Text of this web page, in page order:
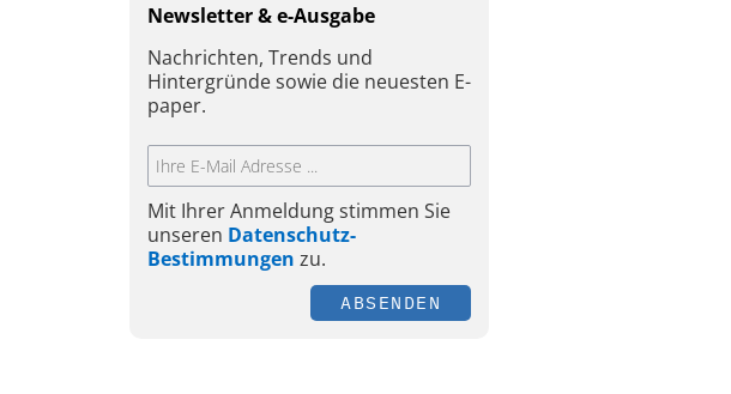
Newsletter & e-Ausgabe
Nachrichten, Trends und
Hintergründe sowie die neuesten E-
paper.
Mit Ihrer Anmeldung stimmen Sie
unseren Datenschutz-
Bestimmungen zu.
ABSENDEN